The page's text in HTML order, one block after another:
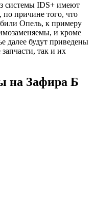
системы IDS+ имеют
причине того, что
Опель, к примеру
и кроме
далее будут приведены
так и их
на Зафира Б